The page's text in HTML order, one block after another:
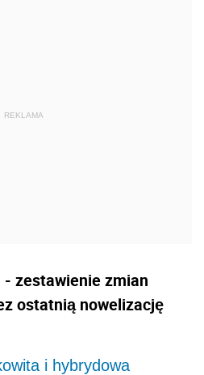
- zestawienie zmian
ostatnią nowelizację
i hybrydowa